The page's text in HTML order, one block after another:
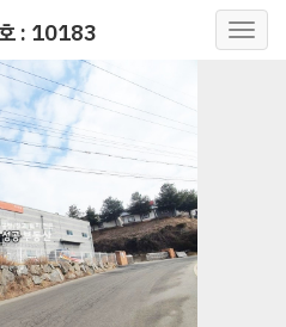
: 10183